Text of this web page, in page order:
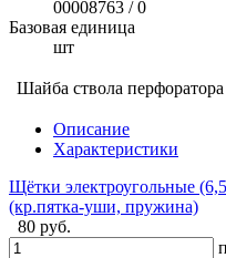
00008763 / 0
Базовая единица
шт
Шайба ствола
Описание
Характеристики
Щётки электроугольные
(кр.пятка-уши, пружина)
80 руб.